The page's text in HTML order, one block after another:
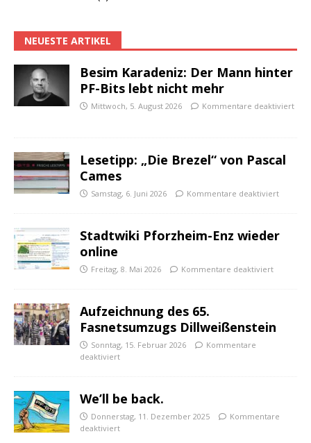
NEUESTE ARTIKEL
Besim Karadeniz: Der Mann hinter
PF-Bits lebt nicht mehr
Mittwoch, 5. August 2026 Kommentare deaktiviert
Lesetipp: „Die Brezel“ von Pascal
Cames
Samstag, 6. Juni 2026 Kommentare deaktiviert
Stadtwiki Pforzheim-Enz wieder
online
Freitag, 8. Mai 2026 Kommentare deaktiviert
Aufzeichnung des 65.
Fasnetsumzugs Dillweißenstein
Sonntag, 15. Februar 2026
Kommentare
deaktiviert
We’ll be back.
Donnerstag, 11. Dezember 2025
Kommentare
deaktiviert